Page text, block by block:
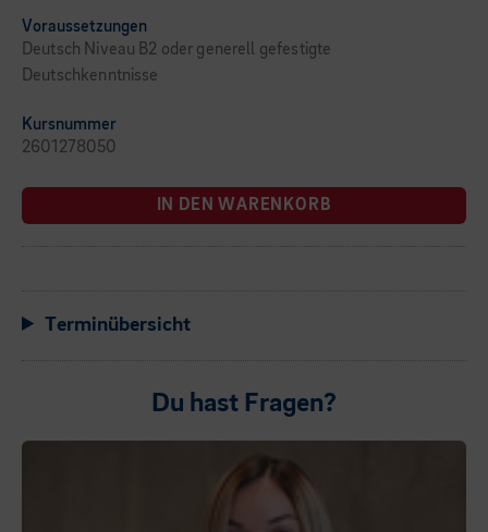
Voraussetzungen
Deutsch Niveau B2 oder generell gefestigte
Deutschkenntnisse
Kursnummer
2601278050
IN DEN WARENKORB
Terminübersicht
Du hast Fragen?